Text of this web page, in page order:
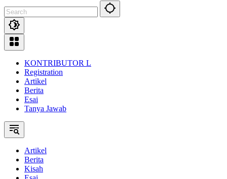
KONTRIBUTOR L
Registration
Artikel
Berita
Esai
Tanya Jawab
Artikel
Berita
Kisah